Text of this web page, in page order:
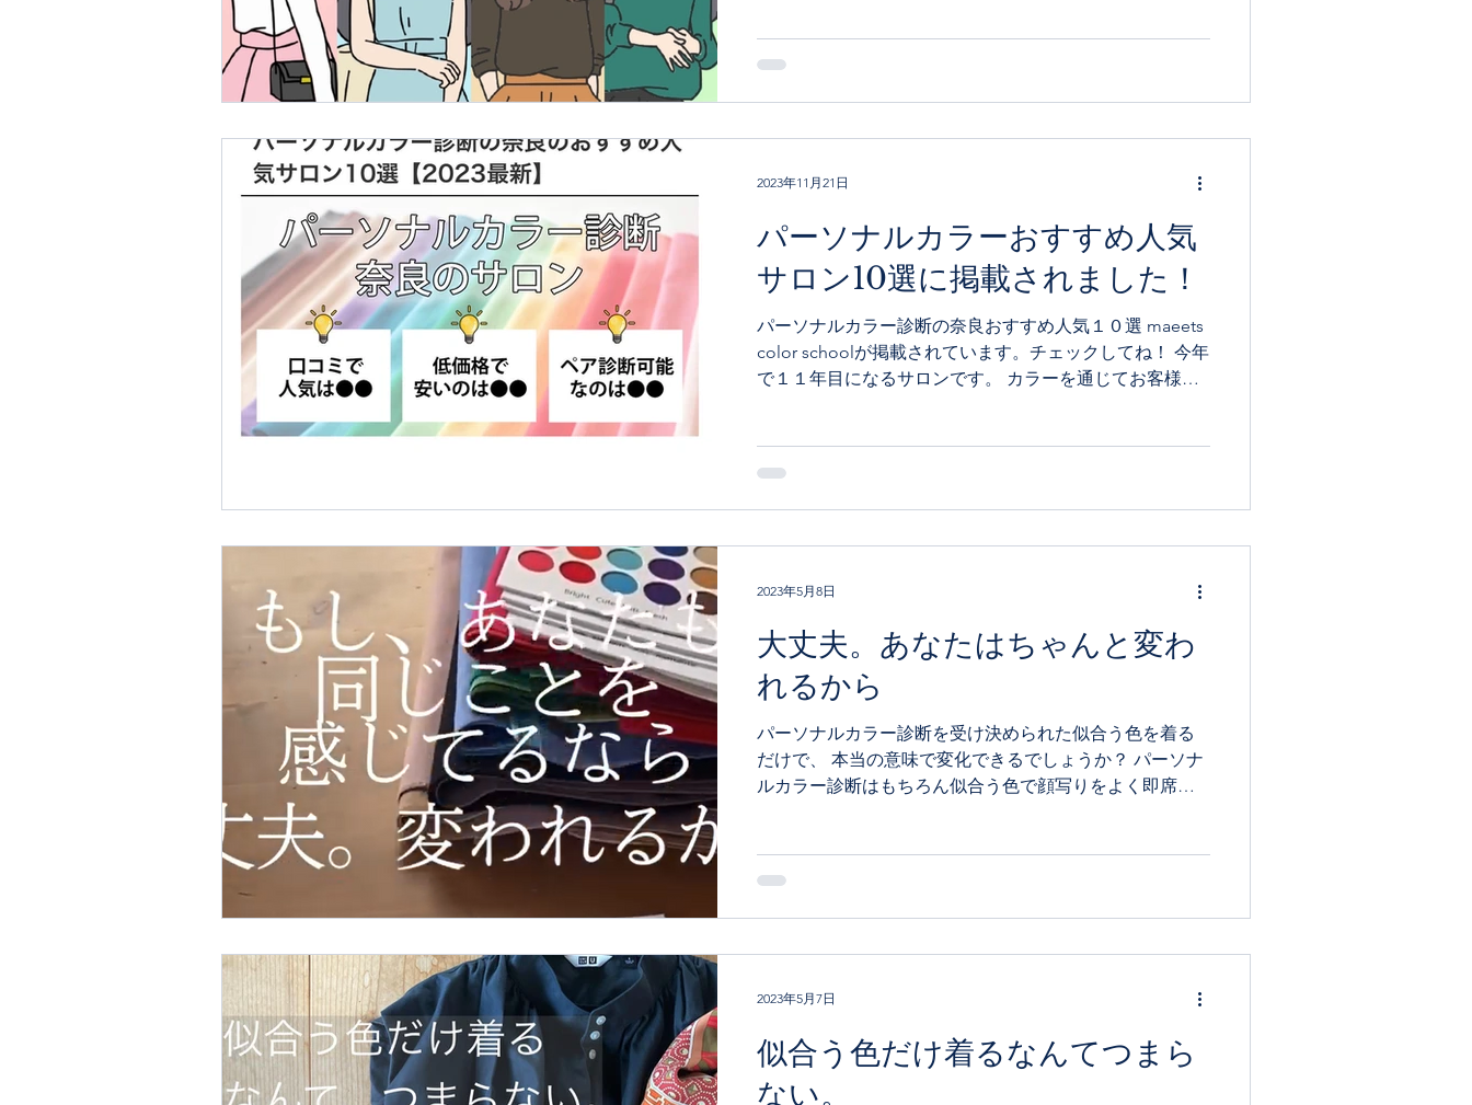
パーソナルカラーおすすめ人気
サロン10選に掲載されました！
パーソナルカラー診断の奈良おすすめ人気１０選 maeets
color schoolが掲載されています。チェックしてね！ 今年
で１１年目になるサロンです。 カラーを通じてお客様の
2023年11月21日
大丈夫。あなたはちゃんと変わ
れるから
パーソナルカラー診断を受け決められた似合う色を着る
だけで、 本当の意味で変化できるでしょうか？ パーソナ
ルカラー診断はもちろん似合う色で顔写りをよく即席に
2023年5月8日
似合う色だけ着るなんてつまら
ない。
2023年5月7日